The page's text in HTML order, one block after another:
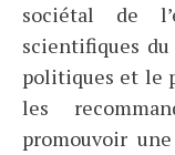
sociétal de
scientifiques
politiques et le
les
promouvoir